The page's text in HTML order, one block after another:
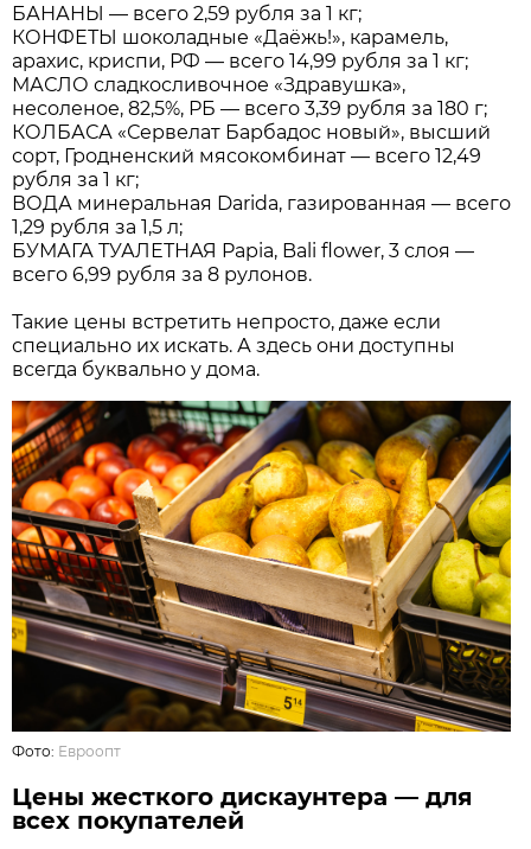
БАНАНЫ — всего 2,59 рубля за 1 кг;
КОНФЕТЫ шоколадные «Даёжь!», карамель,
арахис, криспи, РФ — всего 14,99 рубля за 1 кг;
МАСЛО сладкосливочное «Здравушка»,
несоленое, 82,5%, РБ — всего 3,39 рубля за 180 г;
КОЛБАСА «Сервелат Барбадос новый», высший
сорт, Гродненский мясокомбинат — всего 12,49
рубля за 1 кг;
ВОДА минеральная Darida, газированная — всего
1,29 рубля за 1,5 л;
БУМАГА ТУАЛЕТНАЯ Papia, Bali flower, 3 слоя —
всего 6,99 рубля за 8 рулонов.
Такие цены встретить непросто, даже если
специально их искать. А здесь они доступны
всегда буквально у дома.
Фото: Евроопт
Цены жесткого дискаунтера — для
всех покупателей